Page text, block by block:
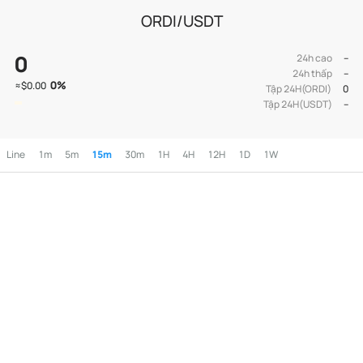
ORDI/USDT
0
≈$0.00 0%
24h cao
--
24h thấp
--
Tập 24H(ORDI)
0
Tập 24H(USDT)
--
Line 1m 5m 15m 30m 1H 4H 12H 1D 1W